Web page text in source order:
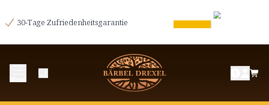
30-Tage Zufriedenheitsgarantie